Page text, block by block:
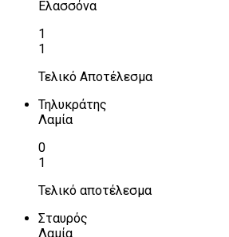
Ελασσόνα
1
1
Τελικό Αποτέλεσμα
Τηλυκράτης
Λαμία
0
1
Τελικό αποτέλεσμα
Σταυρός
Λαμία